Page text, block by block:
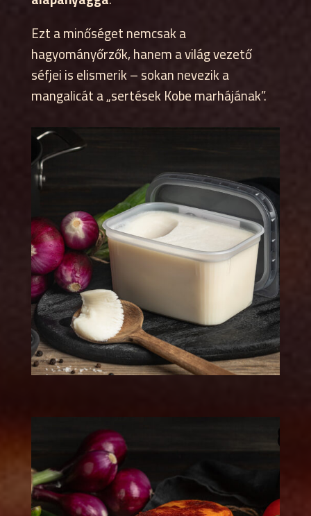
Ezt a minőséget nemcsak a
hagyományőrzők, hanem a világ vezető
séfjei is elismerik – sokan nevezik a
mangalicát a „sertések Kobe marhájának”.